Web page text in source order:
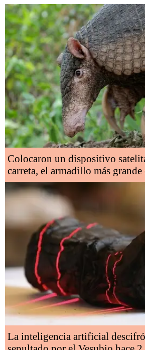
Colocaron un dispositivo
carreta, el armadillo más
La inteligencia artificial